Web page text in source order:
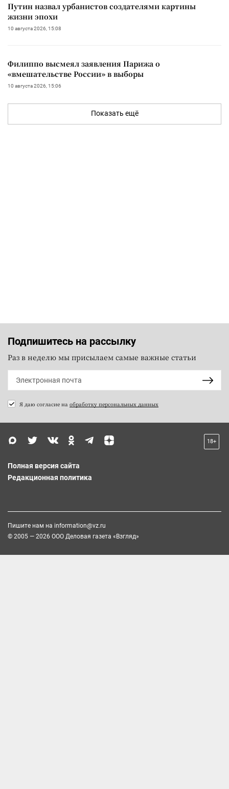
Путин назвал урбанистов создателями картины
жизни эпохи
10 августа 2026, 15:08
Филиппо высмеял заявления Парижа о
«вмешательстве России» в выборы
10 августа 2026, 15:06
Показать ещё
Подпишитесь на рассылку
Раз в неделю мы присылаем самые важные статьи
Я даю согласие на обработку персональных данных
18+
Полная версия сайта
Редакционная политика
Пишите нам на information@vz.ru
© 2005 — 2026 ООО Деловая газета «Взгляд»